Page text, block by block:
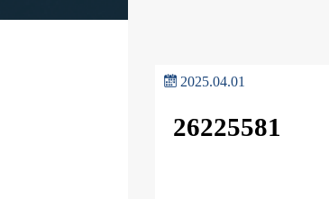
2025.04.01
26225581